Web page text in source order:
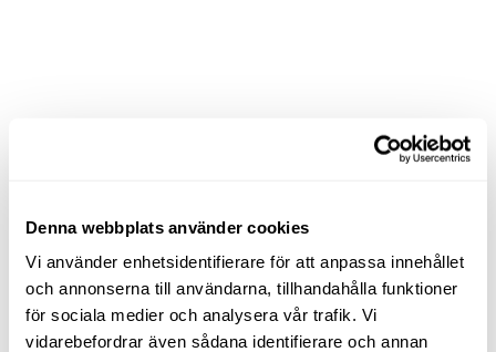
Denna webbplats använder cookies
Vi använder enhetsidentifierare för att anpassa innehållet
och annonserna till användarna, tillhandahålla funktioner
för sociala medier och analysera vår trafik. Vi
vidarebefordrar även sådana identifierare och annan